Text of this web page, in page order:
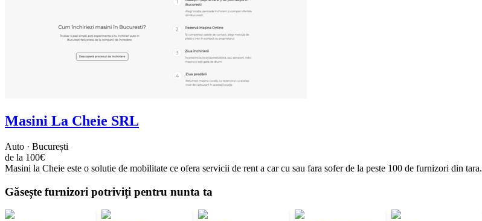
Masini La Cheie SRL
Auto · București
de la 100€
Masini la Cheie este o solutie de mobilitate ce ofera servicii de rent a car cu sau fara sofer de la peste 100 de furnizori din tara.
Găsește furnizori potriviți pentru nunta ta